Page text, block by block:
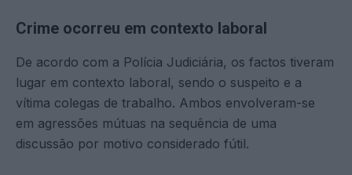
Crime ocorreu em contexto laboral
De acordo com a Polícia Judiciária, os factos tiveram
lugar em contexto laboral, sendo o suspeito e a
vítima colegas de trabalho. Ambos envolveram-se
em agressões mútuas na sequência de uma
discussão por motivo considerado fútil.